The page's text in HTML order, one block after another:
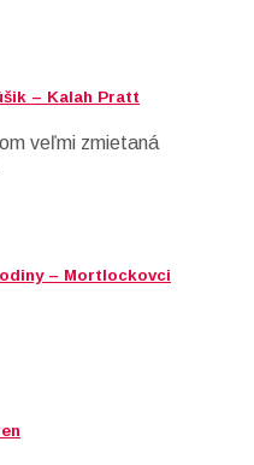
– Kalah Pratt
veľmi zmietaná
– Mortlockovci